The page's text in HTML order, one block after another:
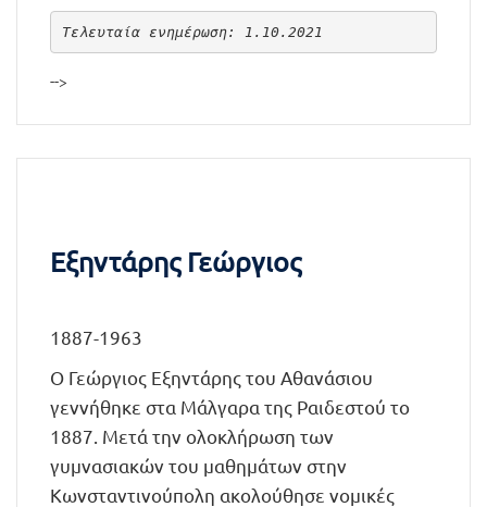
Τελευταία ενημέρωση: 1.10.2021
-->
Εξηντάρης Γεώργιος
1887-1963
Ο Γεώργιος Εξηντάρης του Αθανάσιου
γεννήθηκε στα Μάλγαρα της Ραιδεστού το
1887. Μετά την ολοκλήρωση των
γυμνασιακών του μαθημάτων στην
Κωνσταντινούπολη ακολούθησε νομικές